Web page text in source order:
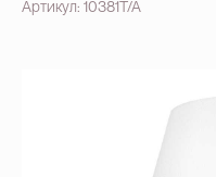
Артикул: 10381T/A